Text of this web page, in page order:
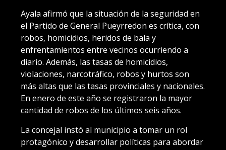
Ayala afirmó que la situación de la seguridad en
el Partido de General Pueyrredon es crítica, con
robos, homicidios, heridos de bala y
enfrentamientos entre vecinos ocurriendo a
diario. Además, las tasas de homicidios,
violaciones, narcotráfico, robos y hurtos son
más altas que las tasas provinciales y nacionales.
En enero de este año se registraron la mayor
cantidad de robos de los últimos seis años.
La concejal instó al municipio a tomar un rol
protagónico y desarrollar políticas para abordar